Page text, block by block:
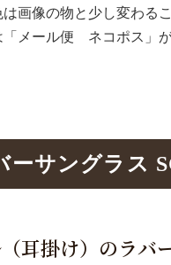
画像の物と少し変わる
「メール便 ネコポス」が
ーサングラス
耳掛け）のラバ